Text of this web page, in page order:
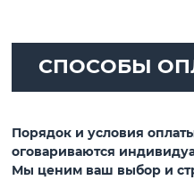
СПОСОБЫ
Порядок и условия
оговариваются
Мы ценим ваш выбор и